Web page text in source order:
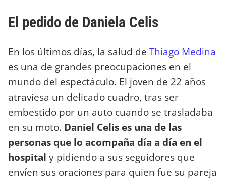
El pedido de Daniela Celis
En los últimos días, la salud de Thiago Medina
es una de grandes preocupaciones en el
mundo del espectáculo. El joven de 22 años
atraviesa un delicado cuadro, tras ser
embestido por un auto cuando se trasladaba
en su moto. Daniel Celis es una de las
personas que lo acompaña día a día en el
hospital y pidiendo a sus seguidores que
envíen sus oraciones para quien fue su pareja